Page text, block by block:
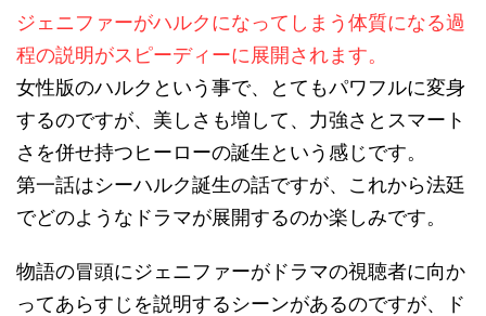
ジェニファーがハルクになってしまう体質になる過
程の説明がスピーディーに展開されます。
女性版のハルクという事で、とてもパワフルに変身
するのですが、美しさも増して、力強さとスマート
さを併せ持つヒーローの誕生という感じです。
第一話はシーハルク誕生の話ですが、これから法廷
でどのようなドラマが展開するのか楽しみです。
物語の冒頭にジェニファーがドラマの視聴者に向か
ってあらすじを説明するシーンがあるのですが、ド